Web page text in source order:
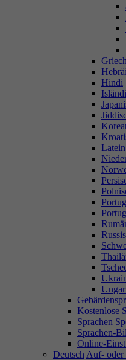
Hindi
Latein
Kostenlose
Sprachen
Sprachen-
Online-
Deutsch Auf- oder